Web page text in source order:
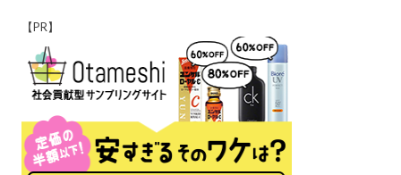
【PR】